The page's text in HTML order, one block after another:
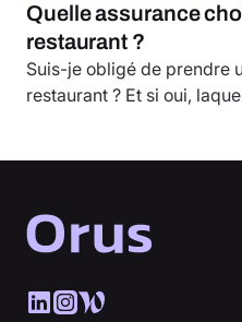
Quelle assurance
restaurant ?
Suis-je obligé de prendre
restaurant ? Et si oui,